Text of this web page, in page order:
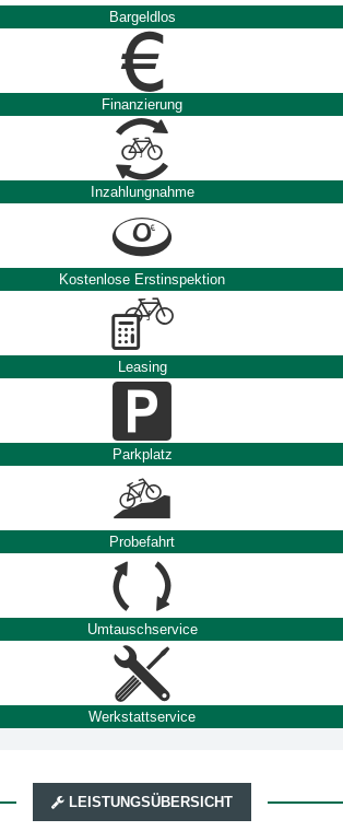
Bargeldlos
Finanzierung
Inzahlungnahme
Kostenlose Erstinspektion
Leasing
Parkplatz
Probefahrt
Umtauschservice
Werkstattservice
LEISTUNGSÜBERSICHT